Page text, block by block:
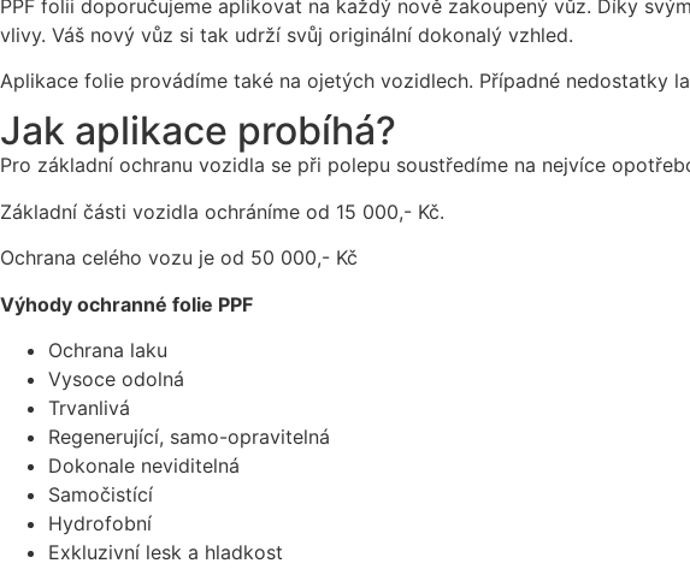
PPF folii doporučujeme aplikovat na každý nově zakoupený vůz. Díky
vlivy. Váš nový vůz si tak udrží svůj originální dokonalý vzhled.
Aplikace folie provádíme také na ojetých vozidlech. Případné nedostatky
Jak aplikace probíhá?
Pro základní ochranu vozidla se při polepu soustředíme na nejvíce
Základní části vozidla ochráníme od 15 000,- Kč.
Ochrana celého vozu je od 50 000,- Kč
Výhody ochranné folie PPF
Ochrana laku
Vysoce odolná
Trvanlivá
Regenerující, samo-opravitelná
Dokonale neviditelná
Samočistící
Hydrofobní
Exkluzivní lesk a hladkost